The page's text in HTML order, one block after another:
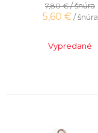
7,80 €/ šnúra
5,60 € / šnúra
Vypredané